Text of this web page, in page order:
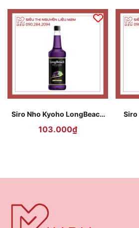
Siro Nho Kyoho LongBeach
Pha Chế
103.000₫
Siro